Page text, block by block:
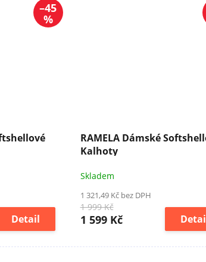
–45
%
Detail
RAMELA Dámské
Kalhoty
Skladem
1 321,49 Kč bez DPH
1 999 Kč
1 599 Kč